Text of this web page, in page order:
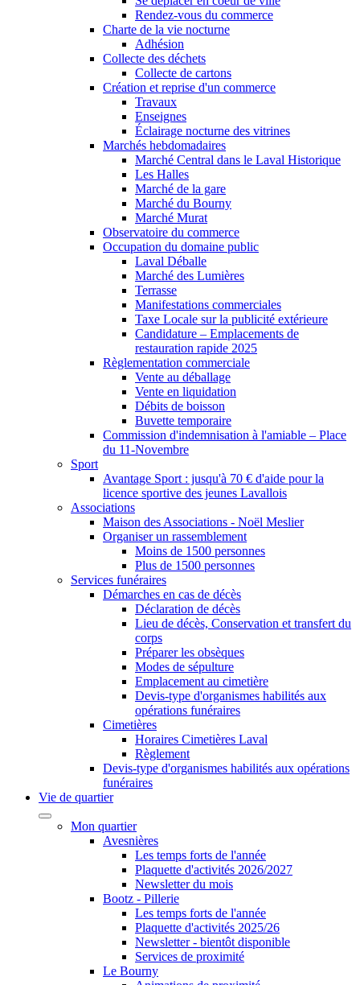
Rendez-vous du commerce
Charte de la vie nocturne
Adhésion
Collecte des déchets
Collecte de cartons
Création et reprise d'un commerce
Travaux
Enseignes
Éclairage nocturne des vitrines
Marchés hebdomadaires
Marché Central dans le Laval Historique
Les Halles
Marché de la gare
Marché du Bourny
Marché Murat
Observatoire du commerce
Occupation du domaine public
Laval Déballe
Marché des Lumières
Terrasse
Manifestations commerciales
Taxe Locale sur la publicité extérieure
Candidature – Emplacements de
restauration rapide 2025
Règlementation commerciale
Vente au déballage
Vente en liquidation
Débits de boisson
Buvette temporaire
Commission d'indemnisation à l'amiable – Place
du 11-Novembre
Sport
Avantage Sport : jusqu'à 70 € d'aide pour la
licence sportive des jeunes Lavallois
Associations
Maison des Associations - Noël Meslier
Organiser un rassemblement
Moins de 1500 personnes
Plus de 1500 personnes
Services funéraires
Démarches en cas de décès
Déclaration de décès
Lieu de décès, Conservation et transfert du
corps
Préparer les obsèques
Modes de sépulture
Emplacement au cimetière
Devis-type d'organismes habilités aux
opérations funéraires
Cimetières
Horaires Cimetières Laval
Règlement
Devis-type d'organismes habilités aux opérations
funéraires
Vie de quartier
Mon quartier
Avesnières
Les temps forts de l'année
Plaquette d'activités 2026/2027
Newsletter du mois
Bootz - Pillerie
Les temps forts de l'année
Plaquette d'activités 2025/26
Newsletter - bientôt disponible
Services de proximité
Le Bourny